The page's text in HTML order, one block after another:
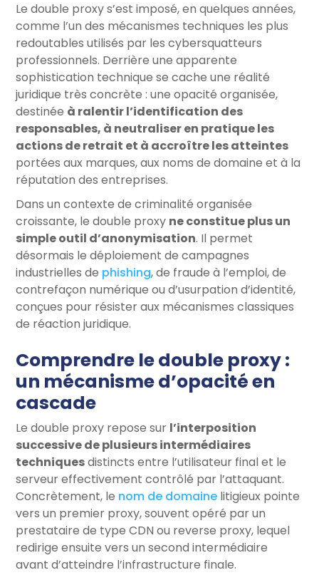
Le double proxy s’est imposé, en quelques années,
comme l’un des mécanismes techniques les plus
redoutables utilisés par les cybersquatteurs
professionnels. Derrière une apparente
sophistication technique se cache une réalité
juridique très concrète : une opacité organisée,
destinée à ralentir l’identification des
responsables, à neutraliser en pratique les
actions de retrait et à accroître les atteintes
portées aux marques, aux noms de domaine et à la
réputation des entreprises.
Dans un contexte de criminalité organisée
croissante, le double proxy ne constitue plus un
simple outil d’anonymisation. Il permet
désormais le déploiement de campagnes
industrielles de phishing, de fraude à l’emploi, de
contrefaçon numérique ou d’usurpation d’identité,
conçues pour résister aux mécanismes classiques
de réaction juridique.
Comprendre le double proxy :
un mécanisme d’opacité en
cascade
Le double proxy repose sur l’interposition
successive de plusieurs intermédiaires
techniquesdistincts entre l’utilisateur final et le
serveur effectivement contrôlé par l’attaquant.
Concrètement, le nom de domaine litigieux pointe
vers un premier proxy, souvent opéré par un
prestataire de type CDN ou reverse proxy, lequel
redirige ensuite vers un second intermédiaire
avant d’atteindre l’infrastructure finale.